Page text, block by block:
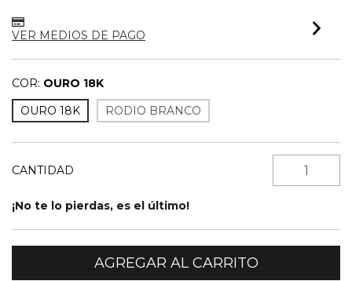
VER MEDIOS DE PAGO
COR: OURO 18K
OURO 18K
RODIO BRANCO
CANTIDAD
¡No te lo pierdas, es el último!